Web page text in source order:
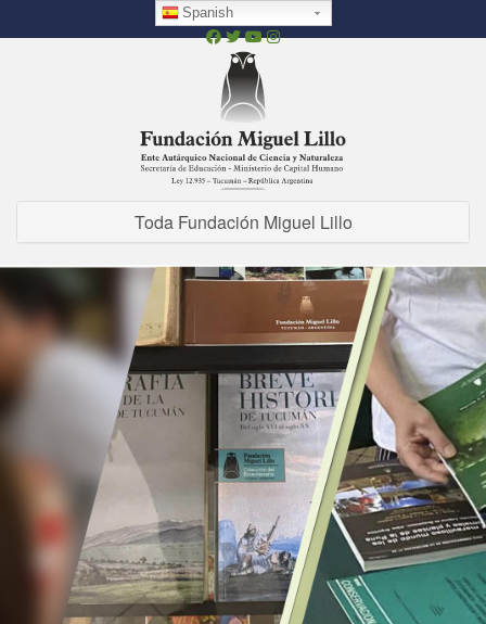
Spanish
Toda Fundación Miguel Lillo